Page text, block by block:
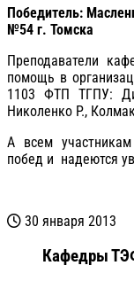
Победитель:
№54 г. Томска
Преподаватели
помощь в
1103 ФТП ТГПУ:
Николенко Р.,
А всем
побед и надеются
30 января 2013
Кафедры